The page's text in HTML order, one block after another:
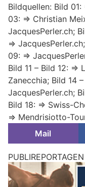
Bildquellen: Bild
03: => Christian
JacquesPerler.ch;
=>
09: =>
Bild 11 – Bild 12:
Zanecchia; Bild 14
JacquesPerler.ch;
Bild 18: => Swiss-
=> Mendrisiotto-
Mail
PUBLIREPORTAGEN